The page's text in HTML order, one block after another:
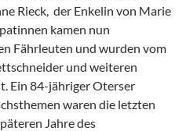
Rieck, der Enkelin von Marie
kamen nun
Fährleuten und wurden vom
und weiteren
Ein 84-jähriger Oterser
waren die letzten
Jahre des